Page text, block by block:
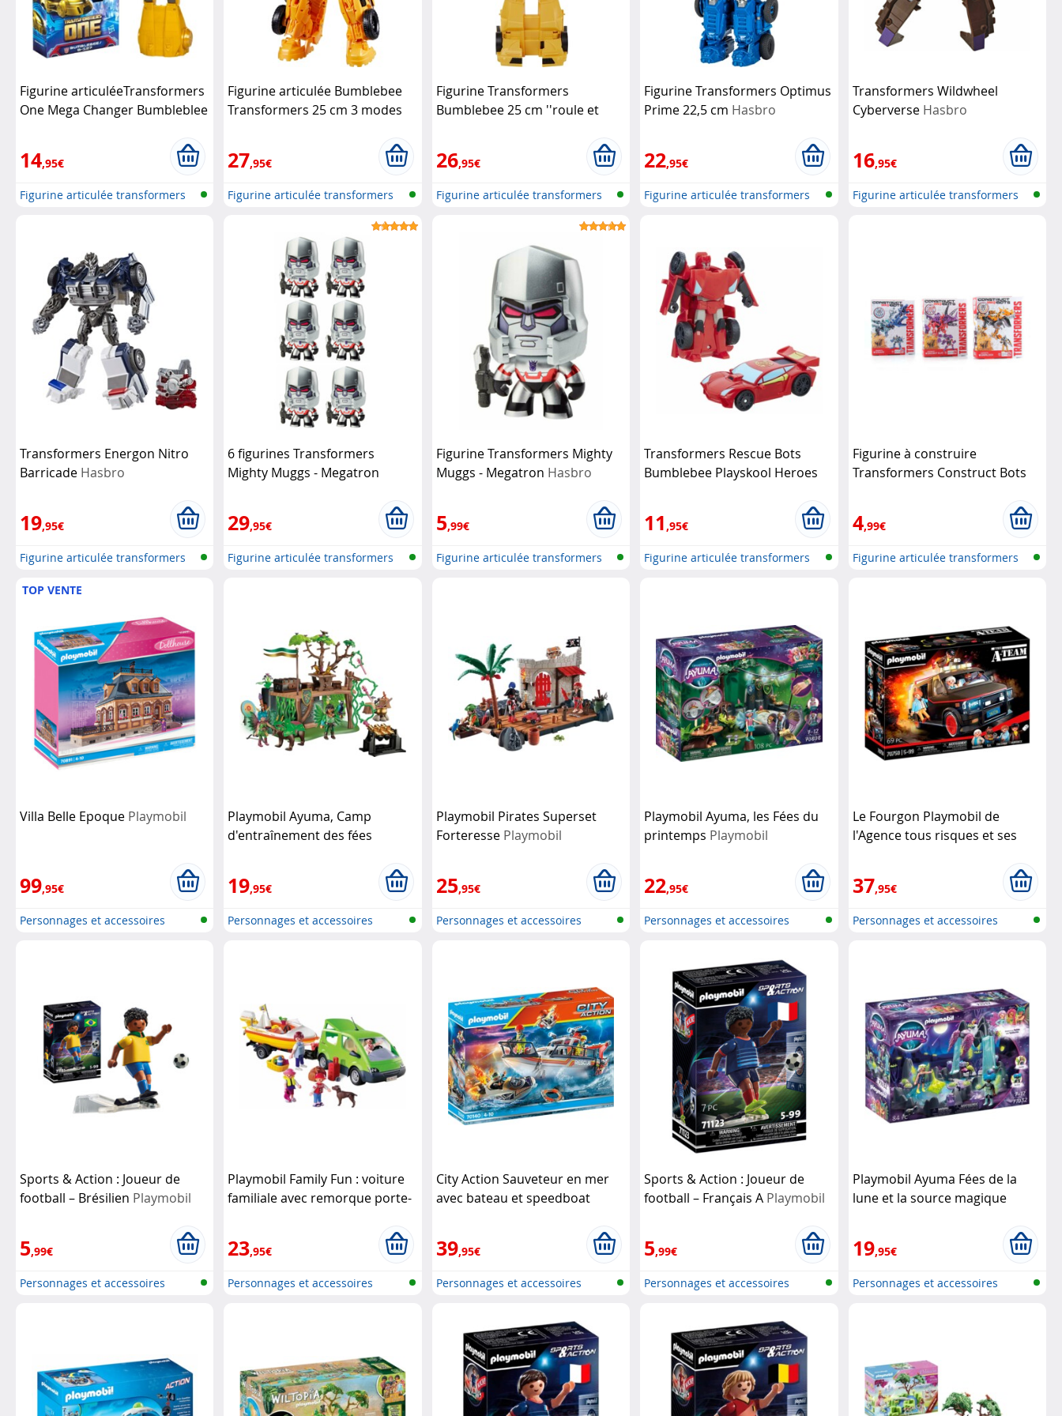
Figurine articuléeTransformers
One Mega Changer Bumbleblee
14,95€
Figurine articulée transformers
Figurine articulée Bumblebee
Transformers 25 cm 3 modes
27,95€
Figurine articulée transformers
Figurine Transformers
Bumblebee 25 cm ''roule et
26,95€
Figurine articulée transformers
Figurine Transformers Optimus
Prime 22,5 cm Hasbro
22,95€
Figurine articulée transformers
Transformers Wildwheel
Cyberverse Hasbro
16,95€
Figurine articulée transformers
Transformers Energon Nitro
Barricade Hasbro
19,95€
Figurine articulée transformers
6 figurines Transformers
Mighty Muggs - Megatron
29,95€
Figurine articulée transformers
Figurine Transformers Mighty
Muggs - Megatron Hasbro
5,99€
Figurine articulée transformers
Transformers Rescue Bots
Bumblebee Playskool Heroes
11,95€
Figurine articulée transformers
Figurine à construire
Transformers Construct Bots
4,99€
Figurine articulée transformers
TOP VENTE
Villa Belle Epoque Playmobil
99,95€
Personnages et accessoires
Playmobil Ayuma, Camp
d'entraînement des fées
19,95€
Personnages et accessoires
Playmobil Pirates Superset
Forteresse Playmobil
25,95€
Personnages et accessoires
Playmobil Ayuma, les Fées du
printemps Playmobil
22,95€
Personnages et accessoires
Le Fourgon Playmobil de
l'Agence tous risques et ses
37,95€
Personnages et accessoires
Sports & Action : Joueur de
football – Brésilien Playmobil
5,99€
Personnages et accessoires
Playmobil Family Fun : voiture
familiale avec remorque porte-
23,95€
Personnages et accessoires
City Action Sauveteur en mer
avec bateau et speedboat
39,95€
Personnages et accessoires
Sports & Action : Joueur de
football – Français A Playmobil
5,99€
Personnages et accessoires
Playmobil Ayuma Fées de la
lune et la source magique
19,95€
Personnages et accessoires